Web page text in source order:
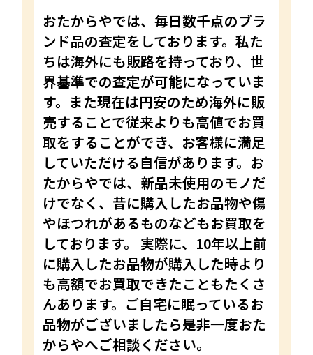
おたからやでは、毎日数千点のブラ
ンド品の査定をしております。私た
ちは海外にも販路を持っており、世
界基準での査定が可能になっていま
す。また現在は円安のため海外に販
売することで従来よりも高値でお買
取をすることができ、お客様に満足
していただける自信があります。お
たからやでは、新品未使用のモノだ
けでなく、昔に購入したお品物や傷
やほつれがあるものなどもお買取を
しております。 実際に、10年以上前
に購入したお品物が購入した時より
も高額でお買取できたこともたくさ
んあります。ご自宅に眠っているお
品物がございましたら是非一度おた
からやへご相談ください。